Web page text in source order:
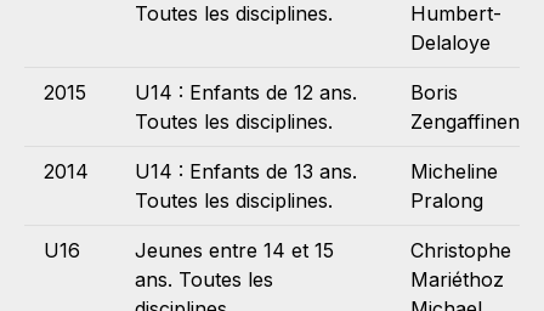
Toutes les disciplines.
Humbert-
Delaloye
2015
U14 : Enfants de 12 ans.
Toutes les disciplines.
Boris
Zengaffinen
2014
U14 : Enfants de 13 ans.
Toutes les disciplines.
Micheline
Pralong
U16
Jeunes entre 14 et 15
ans. Toutes les
Christophe
Mariéthoz